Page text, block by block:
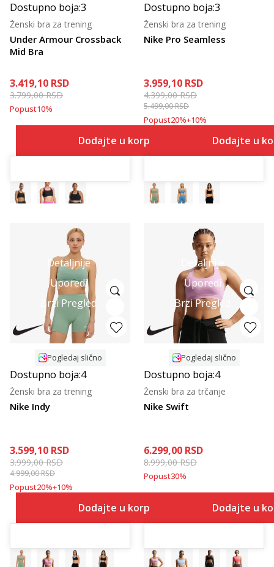
Dostupno boja:3
Under Armour Crossback
Mid Bra
Ženski bra za trening
3.419,10 RSD
3.799,00RSD
Popust10%
Dodajte u korpu
Dostupno boja:3
Nike Pro Seamless
Ženski bra za trening
3.959,10 RSD
4.399,00RSD
5.499,00RSD
Popust20%+10%
Dodajte u
Detaljnije
Uporedi
Brzi Pregled
Pogledaj slično
Dostupno boja:4
Nike Indy
Ženski bra za trening
3.599,10 RSD
3.999,00RSD
4.999,00RSD
Popust20%+10%
Dodajte u korpu
Detaljnije
Uporedi
Brzi Pregled
Pogledaj slično
Dostupno boja:4
Nike Swift
Ženski bra za trčanje
6.299,00 RSD
8.999,00RSD
Popust30%
Dodajte u